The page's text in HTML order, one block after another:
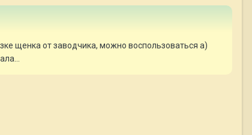
щенка от заводчика, можно воспользоваться а)